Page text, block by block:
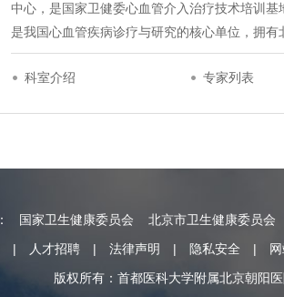
中心，是国家卫健委心血管介入治疗技术培训
是我国心血管疾病诊疗与研究的核心单位，拥
科室介绍 专家列表
国家卫生健康委员会 北京市卫生健康委员会
| 人才招聘 | 法律声明 | 隐私安全 |
版权所有：首都医科大学附属北京朝阳